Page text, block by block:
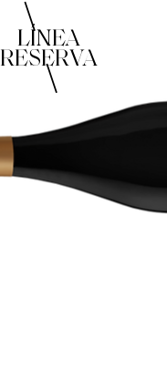
\
LÍNEA
RESERVA
\